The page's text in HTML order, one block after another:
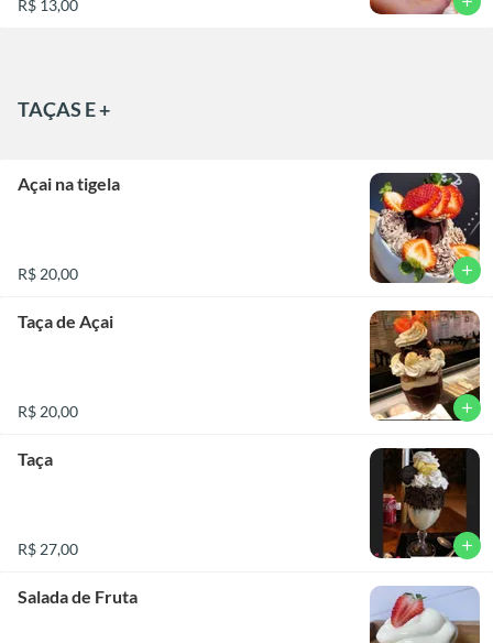
R$ 13,00
TAÇAS E +
Açai na tigela
R$ 20,00 add
Taça de Açai
R$ 20,00 add
Taça
R$ 27,00 add
Salada de Fruta